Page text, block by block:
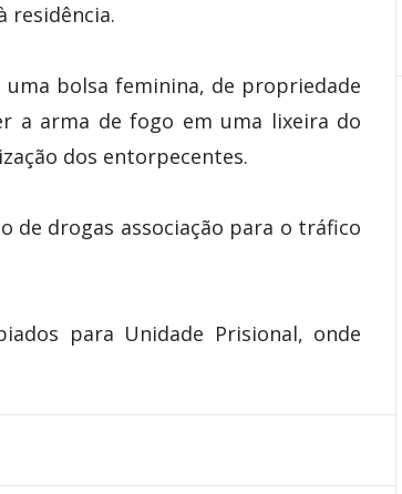
residência.
bolsa feminina, de propriedade
a arma de fogo em uma lixeira do
dos entorpecentes.
de drogas associação para o tráfico
para Unidade Prisional, onde